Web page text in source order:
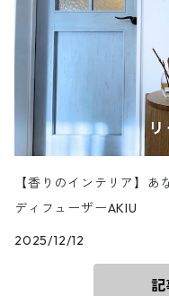
【香りのインテリア】
ディフューザーAKIU
2025/12/12
記